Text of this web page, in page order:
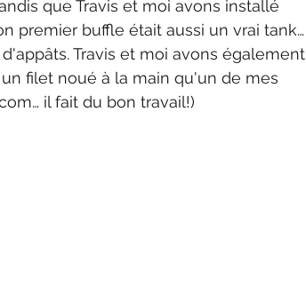
que Travis et moi avons installé
premier buffle était aussi un vrai tank…
Travis et moi avons également
filet noué à la main qu'un de mes
il fait du bon travail!)